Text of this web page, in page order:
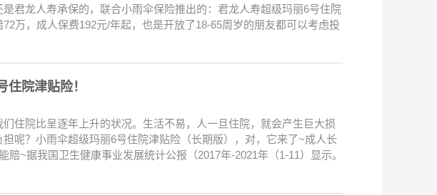
君龙人寿承保的，联合小雨伞保险推出的：君龙人寿超级玛丽6号住院
万，成人保费192元/年起，也是开放了18-65周岁的朋友都可以考虑投
院津贴险！
住院比呈逐年上升的状况。生活不易，人一旦住院，就会产生巨大损
呢？小雨伞超级玛丽6号住院津贴险（长期版），对，它来了~成人长
~据我国卫生健康事业发展统计公报（2017年-2021年（1-11）显示。